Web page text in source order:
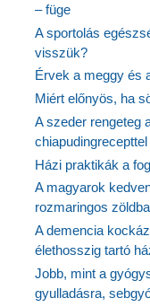
– füge
A sportolás
visszük?
Érvek a meggy és
Miért előnyös, ha
A szeder rengeteg
chiapudingrecepttel
Házi praktikák a
A magyarok
rozmaringos
A demencia
élethosszig tartó
Jobb, mint a
gyulladásra,